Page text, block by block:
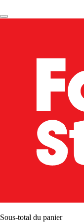
Sous-total du panier